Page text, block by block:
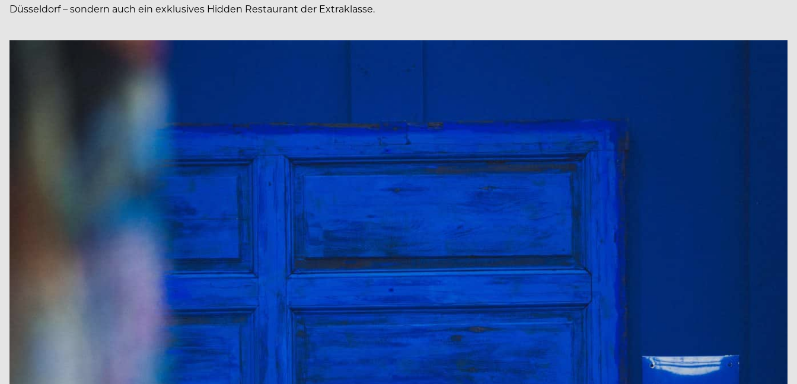
Düsseldorf – sondern auch ein exklusives Hidden Restaurant der Extraklasse.